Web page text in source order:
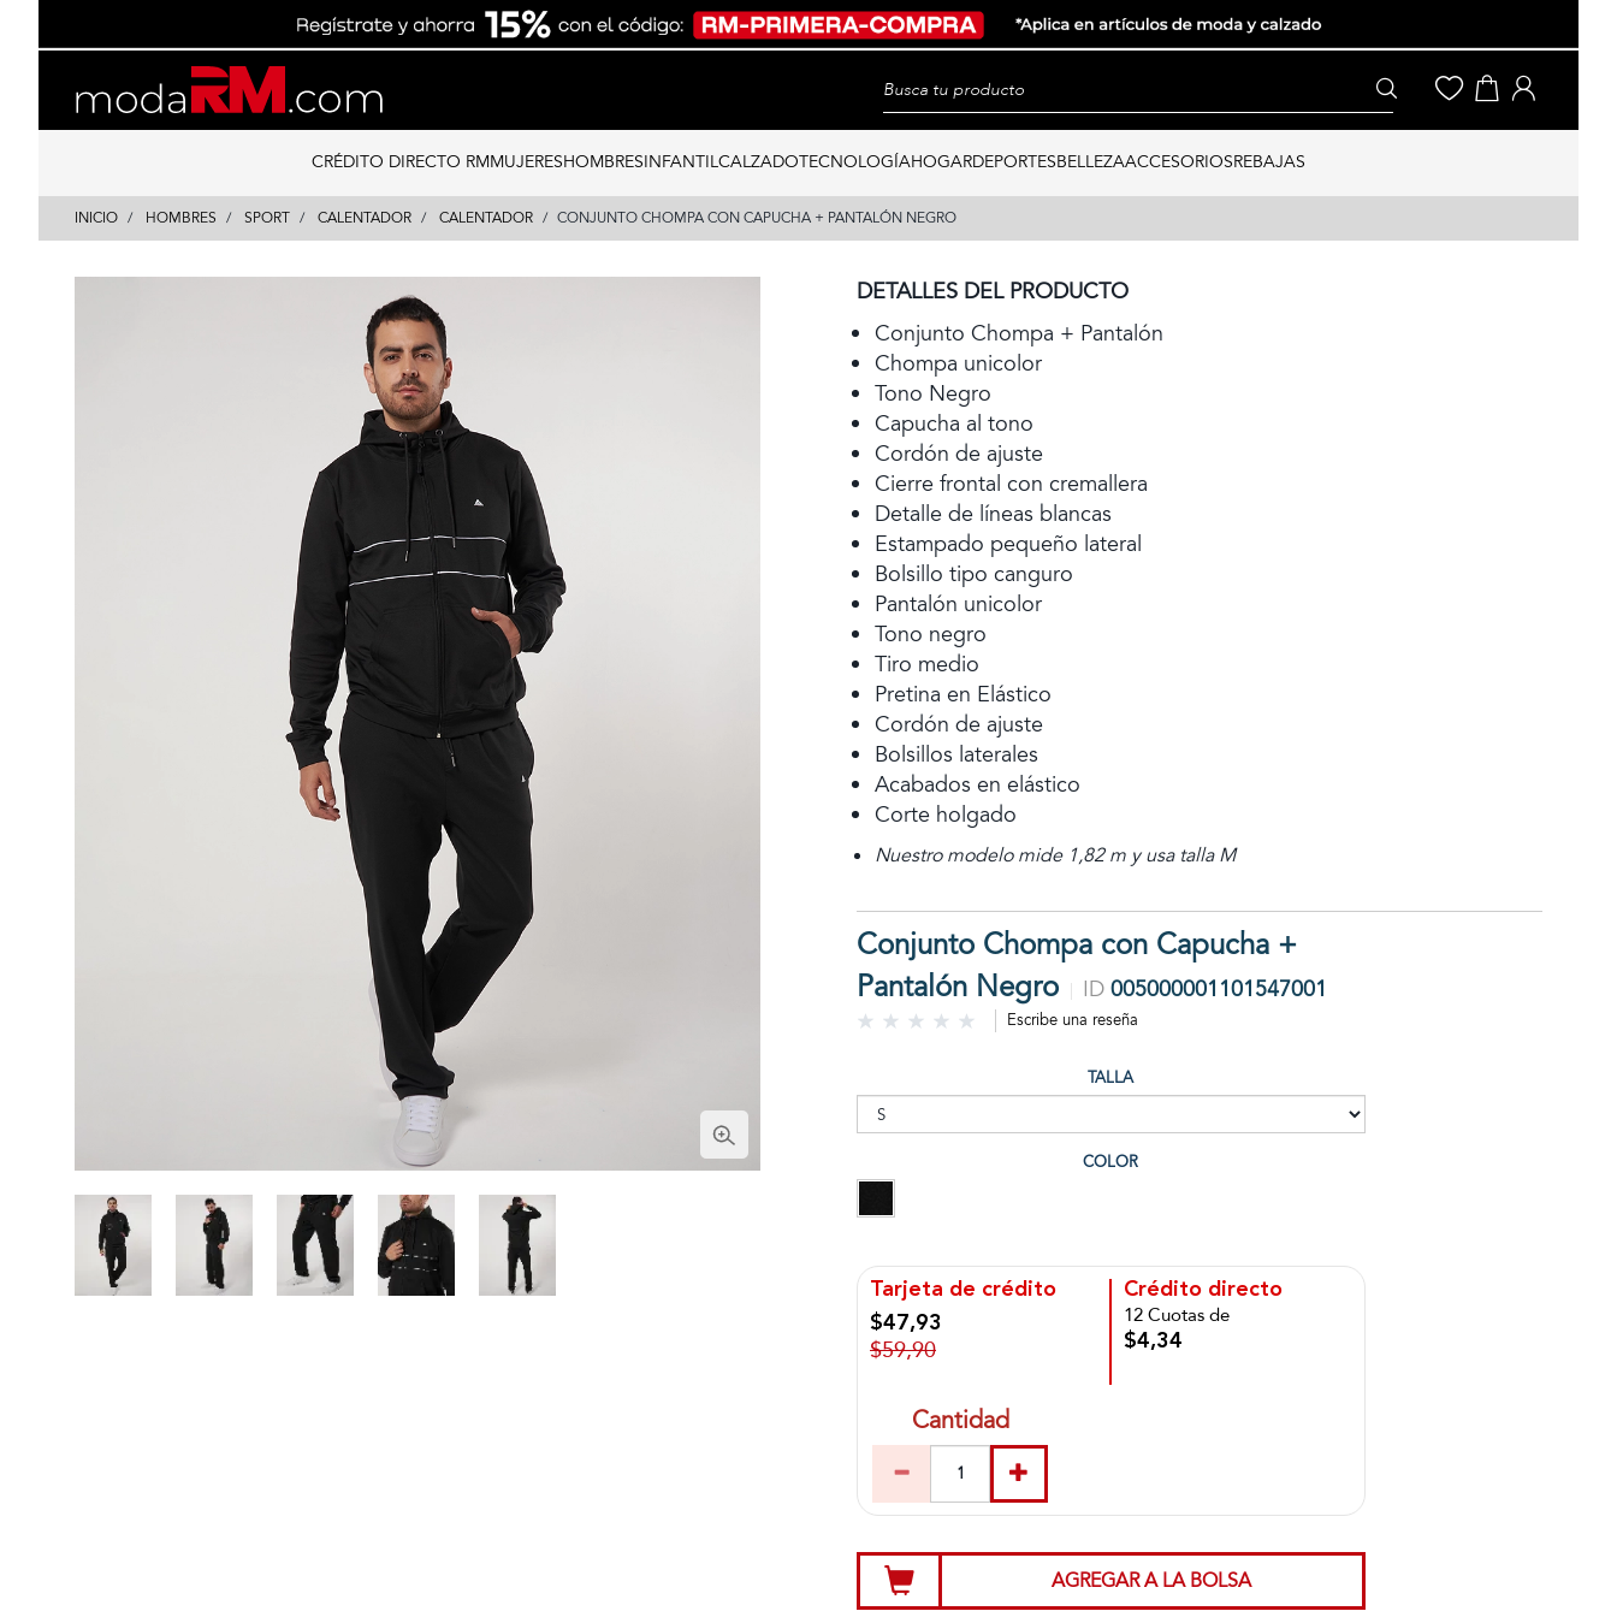
content
navigation
CRÉDITO DIRECTO RMMUJERESHOMBRESINFANTILCALZADOTECNOLOGÍAHOGARDEPORTESBELLEZAACCESORIOSREBAJAS
INICIO HOMBRES SPORT CALENTADOR CALENTADOR CONJUNTO CHOMPA CON CAPUCHA + PANTALÓN NEGRO
DETALLES DEL PRODUCTO
Conjunto Chompa + Pantalón
Chompa unicolor
Tono Negro
Capucha al tono
Cordón de ajuste
Cierre frontal con cremallera
Detalle de líneas blancas
Estampado pequeño lateral
Bolsillo tipo canguro
Pantalón unicolor
Tono negro
Tiro medio
Pretina en Elástico
Cordón de ajuste
Bolsillos laterales
Acabados en elástico
Corte holgado
Nuestro modelo mide 1,82 m y usa talla M
Conjunto Chompa con Capucha +
Pantalón Negro
ID 005000001101547001
Escribe una reseña
TALLA
COLOR
Tarjeta de crédito
$47,93
$59,90
Crédito directo
12 Cuotas de
$4,34
Cantidad
AGREGAR A LA BOLSA